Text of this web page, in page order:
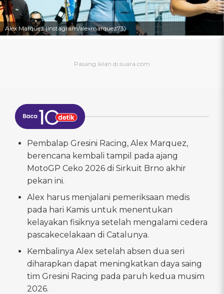
Alex Marquez (Instagram/alexmarquez73)
Pembalap Gresini Racing, Alex Marquez,
berencana kembali tampil pada ajang
MotoGP Ceko 2026 di Sirkuit Brno akhir
pekan ini.
Alex harus menjalani pemeriksaan medis
pada hari Kamis untuk menentukan
kelayakan fisiknya setelah mengalami cedera
pascakecelakaan di Catalunya.
Kembalinya Alex setelah absen dua seri
diharapkan dapat meningkatkan daya saing
tim Gresini Racing pada paruh kedua musim
2026.